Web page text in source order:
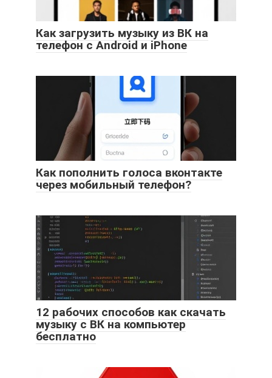
Как загрузить музыку из ВК на
телефон c Android и iPhone
Как пополнить голоса вконтакте
через мобильный телефон?
12 рабочих способов как скачать
музыку с ВК на компьютер
бесплатно